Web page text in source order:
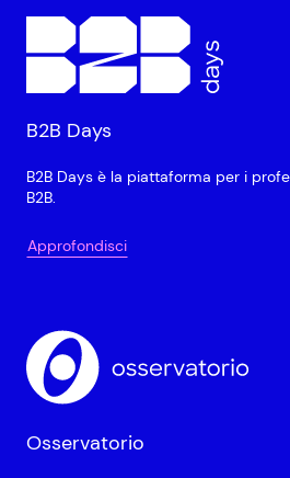
B2B Days
B2B Days è la piattaforma per i
B2B.
Approfondisci
Osservatorio